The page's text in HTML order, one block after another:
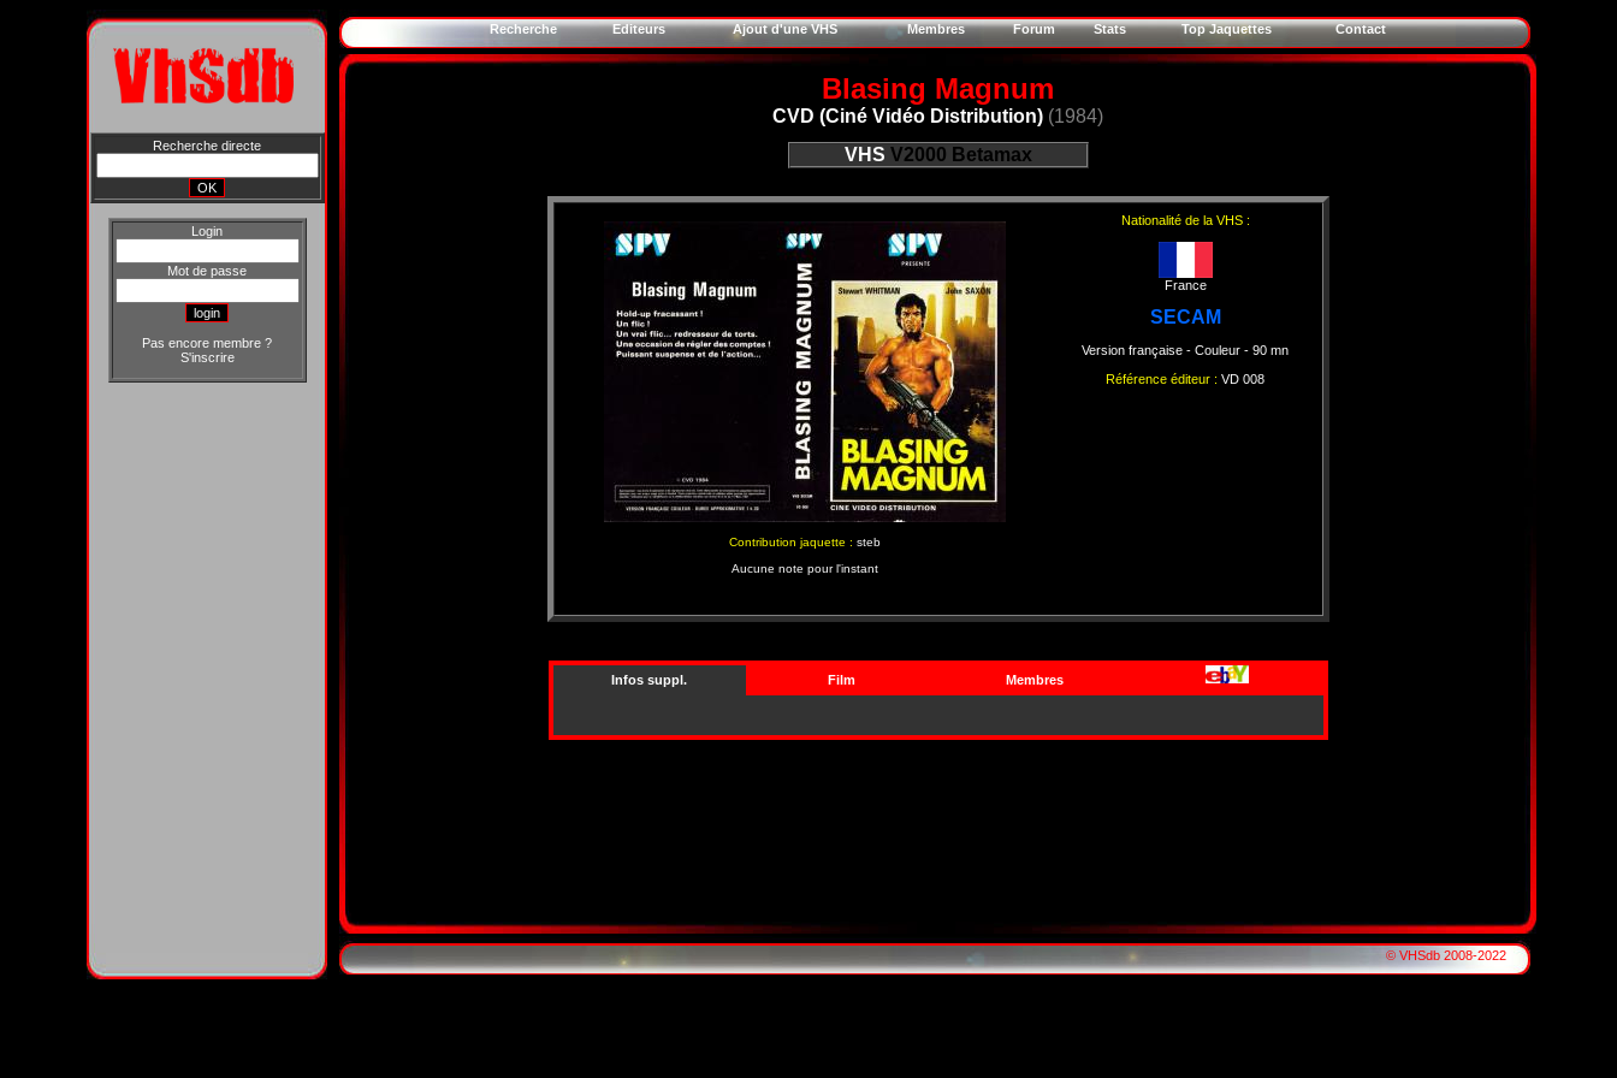
Recherche directe
Login
Mot de passe
Pas encore membre ?
S'inscrire
Recherche Editeurs Ajout d'une VHS Membres Forum Stats Top Jaquettes Contact
Blasing Magnum
CVD (Ciné Vidéo Distribution) (1984)
VHS V2000 Betamax
Contribution jaquette : steb
Aucune note pour l'instant
Nationalité de la VHS :
France
SECAM
Version française - Couleur - 90 mn
Référence éditeur : VD 008
Infos suppl. Film Membres
© VHSdb 2008-2022